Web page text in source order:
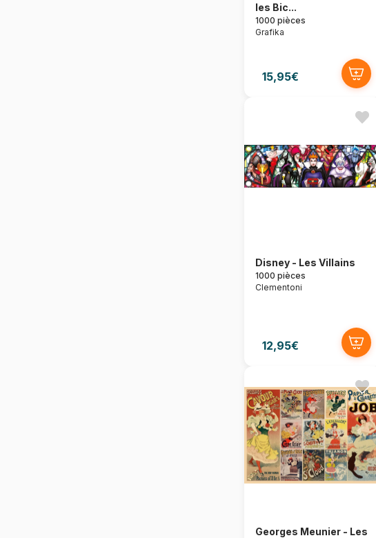
les Bic...
1000 pièces
Grafika
15,95€
Disney - Les Villains
1000 pièces
Clementoni
12,95€
Georges Meunier - Les